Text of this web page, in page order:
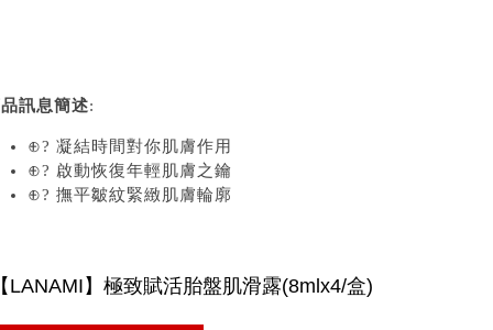
訊息簡述:
⊕? 凝結時間對你肌膚作用
⊕? 啟動恢復年輕肌膚之鑰
⊕? 撫平皺紋緊緻肌膚輪廓